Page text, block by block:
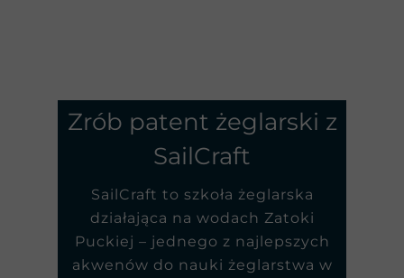
Zrób patent żeglarski z
SailCraft
SailCraft to szkoła żeglarska
działająca na wodach Zatoki
Puckiej – jednego z najlepszych
akwenów do nauki żeglarstwa w